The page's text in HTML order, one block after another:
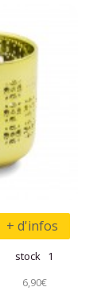
+ d'infos
stock 1
6,90€